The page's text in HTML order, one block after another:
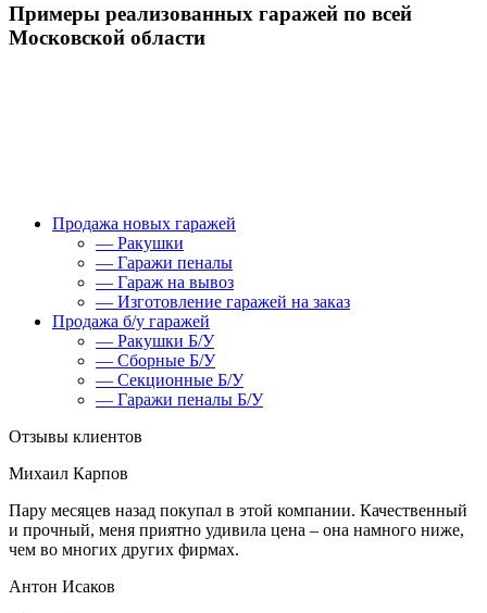
Примеры реализованных гаражей по всей
Московской области
Продажа новых гаражей
— Ракушки
— Гаражи пеналы
— Гараж на вывоз
— Изготовление гаражей на заказ
Продажа б/у гаражей
— Ракушки Б/У
— Сборные Б/У
— Секционные Б/У
— Гаражи пеналы Б/У
Отзывы клиентов
Михаил Карпов
Пару месяцев назад покупал в этой компании. Качественный
и прочный, меня приятно удивила цена – она намного ниже,
чем во многих других фирмах.
Антон Исаков